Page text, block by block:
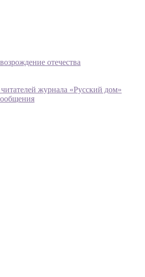
отечества
журнала «Русский дом»